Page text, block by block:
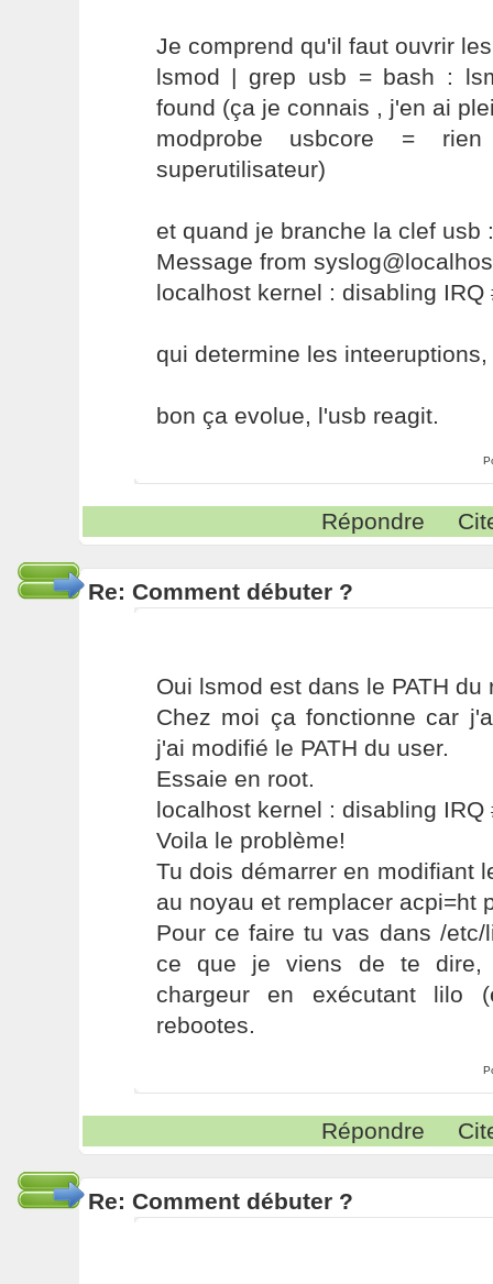
Je comprend qu'il faut ouvrir
lsmod | grep usb = bash :
found (ça je connais , j'en ai
modprobe usbcore =
superutilisateur)
et quand je branche la clef usb
Message from
localhost kernel : disabling IRQ
qui determine les
bon ça evolue, l'usb reagit.
Répondre
Re: Comment débuter ?
Oui lsmod est dans le PATH du
Chez moi ça fonctionne car
j'ai modifié le PATH du user.
Essaie en root.
localhost kernel : disabling IRQ
Voila le problème!
Tu dois démarrer en modifiant
au noyau et remplacer acpi=ht
Pour ce faire tu vas dans /
ce que je viens de te dire,
chargeur en exécutant lilo
rebootes.
Répondre
Re: Comment débuter ?